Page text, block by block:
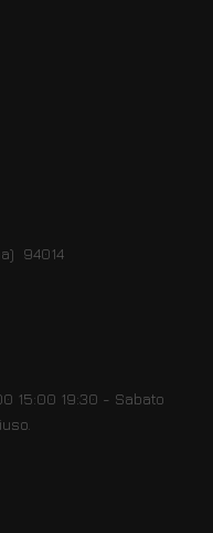
94014
15:00 19:30 - Sabato